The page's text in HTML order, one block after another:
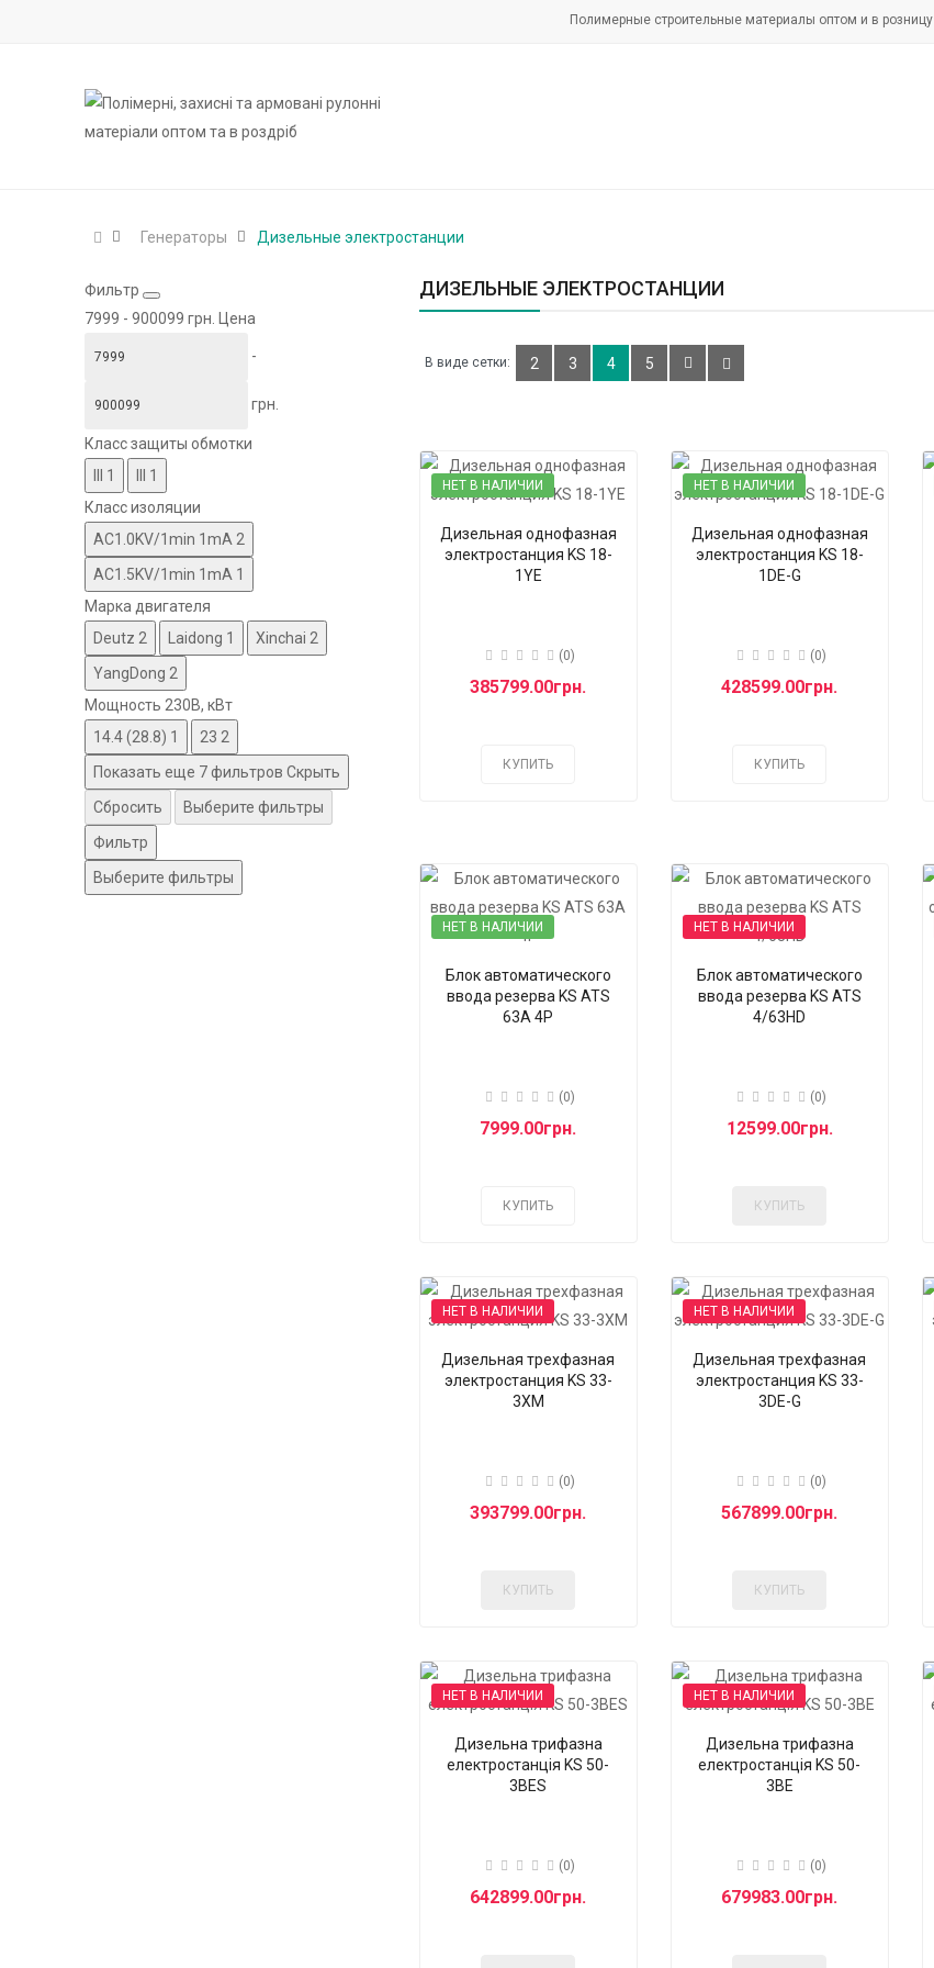
Полимерные строительные материалы оптом и в розницу
Генераторы Дизельные электростанции
Фильтр
7999 - 900099 грн. Цена
-
грн.
Класс защиты обмотки
1
1
Класс изоляции
AC1.0KV/1min 1mA 2
AC1.5KV/1min 1mA 1
Марка двигателя
Deutz 2 Laidong 1 Xinchai 2
YangDong 2
Мощность 230В, кВт
14.4 (28.8) 1 23 2
Показать еще 7 фильтров Скрыть
Сбросить
Выберите фильтры
Фильтр
Выберите фильтры
ДИЗЕЛЬНЫЕ ЭЛЕКТРОСТАНЦИИ
В виде сетки: 2 3 4 5
НЕТ В НАЛИЧИИ
Дизельная однофазная
электростанция KS 18-
1YE
(0)
385799.00грн.
КУПИТЬ
НЕТ В НАЛИЧИИ
Дизельная однофазная
электростанция KS 18-
1DE-G
(0)
428599.00грн.
КУПИТЬ
НЕТ В НАЛИЧИИ
Блок автоматического
ввода резерва KS ATS
63A 4P
(0)
7999.00грн.
КУПИТЬ
НЕТ В НАЛИЧИИ
Блок автоматического
ввода резерва KS ATS
4/63HD
(0)
12599.00грн.
КУПИТЬ
НЕТ В НАЛИЧИИ
Дизельная трехфазная
электростанция KS 33-
3XM
(0)
393799.00грн.
КУПИТЬ
НЕТ В НАЛИЧИИ
Дизельная трехфазная
электростанция KS 33-
3DE-G
(0)
567899.00грн.
КУПИТЬ
НЕТ В НАЛИЧИИ
Дизельна трифазна
електростанція KS 50-
3BES
(0)
642899.00грн.
НЕТ В НАЛИЧИИ
Дизельна трифазна
електростанція KS 50-
3BE
(0)
679983.00грн.